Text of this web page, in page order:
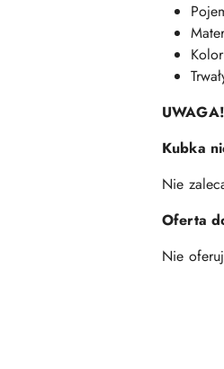
UWAGA!
Kubka
Nie
Oferta
Nie